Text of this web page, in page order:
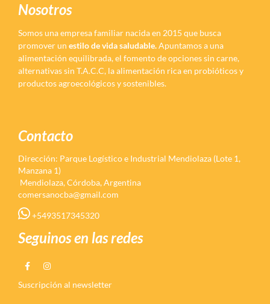
Nosotros
Somos una empresa familiar nacida en 2015 que busca
promover un estilo de vida saludable.Apuntamos a una
alimentación equilibrada, el fomento de opciones sin carne,
alternativas sin T.A.C.C, la alimentación rica en probióticos y
productos agroecológicos y sostenibles.
Contacto
Dirección: Parque Logístico e Industrial Mendiolaza (Lote 1,
Manzana 1)
Mendiolaza, Córdoba, Argentina
comersanocba@gmail.com
+5493517345320
Seguinos en las redes
Suscripción al newsletter